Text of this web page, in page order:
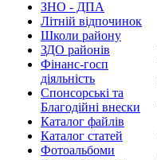
ЗНО - ДПА
Літній відпочинок
Школи району
ЗДО районів
Фінанс-госп
діяльність
Спонсорські та
Благодійні внески
Каталог файлів
Каталог статей
Фотоальбоми